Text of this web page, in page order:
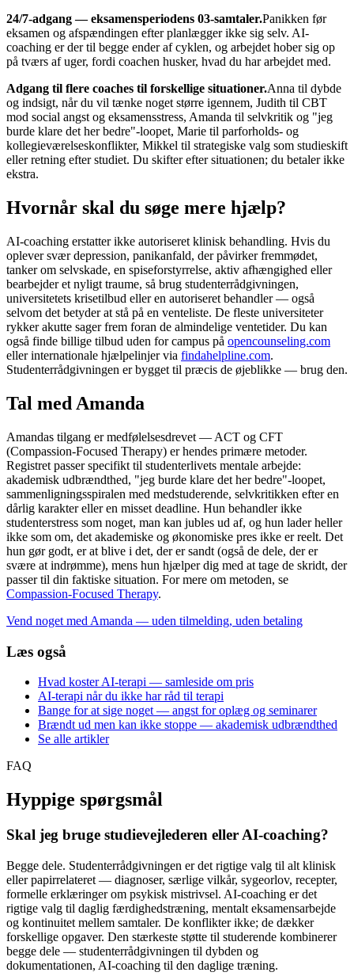
24/7-adgang — eksamensperiodens 03-samtaler.Panikken før
eksamen og afspændingen efter planlægger ikke sig selv. AI-
coaching er der til begge ender af cyklen, og arbejdet hober sig op
på tværs af uger, fordi coachen husker, hvad du har arbejdet med.
Adgang til flere coaches til forskellige situationer.Anna til dybde
og indsigt, når du vil tænke noget større igennem, Judith til CBT
mod social angst og eksamensstress, Amanda til selvkritik og "jeg
burde klare det her bedre"-loopet, Marie til parforholds- og
kollegieværelseskonflikter, Mikkel til strategiske valg som studieskift
eller retning efter studiet. Du skifter efter situationen; du betaler ikke
ekstra.
Hvornår skal du søge mere hjælp?
AI-coaching erstatter ikke autoriseret klinisk behandling. Hvis du
oplever svær depression, panikanfald, der påvirker fremmødet,
tanker om selvskade, en spiseforstyrrelse, aktiv afhængighed eller
bearbejder et nyligt traume, så brug studenterrådgivningen,
universitetets krisetilbud eller en autoriseret behandler — også
selvom det betyder at stå på en venteliste. De fleste universiteter
rykker akutte sager frem foran de almindelige ventetider. Du kan
også finde billige tilbud uden for campus på opencounseling.com
eller internationale hjælpelinjer via findahelpline.com.
Studenterrådgivningen er bygget til præcis de øjeblikke — brug den.
Tal med Amanda
Amandas tilgang er medfølelsesdrevet — ACT og CFT
(Compassion-Focused Therapy) er hendes primære metoder.
Registret passer specifikt til studenterlivets mentale arbejde:
akademisk udbrændthed, "jeg burde klare det her bedre"-loopet,
sammenligningsspiralen med medstuderende, selvkritikken efter en
dårlig karakter eller en misset deadline. Hun behandler ikke
studenterstress som noget, man kan jubles ud af, og hun lader heller
ikke som om, det akademiske og økonomiske pres ikke er reelt. Det
hun gør godt, er at blive i det, der er sandt (også de dele, der er
svære at indrømme), mens hun hjælper dig med at tage de skridt, der
passer til din faktiske situation. For mere om metoden, se
Compassion-Focused Therapy.
Vend noget med Amanda — uden tilmelding, uden betaling
Læs også
Hvad koster AI-terapi — samleside om pris
AI-terapi når du ikke har råd til terapi
Bange for at sige noget — angst for oplæg og seminarer
Brændt ud men kan ikke stoppe — akademisk udbrændthed
Se alle artikler
FAQ
Hyppige spørgsmål
Skal jeg bruge studievejlederen eller AI-coaching?
Begge dele. Studenterrådgivningen er det rigtige valg til alt klinisk
eller papirrelateret — diagnoser, særlige vilkår, sygeorlov, recepter,
formelle erklæringer om psykisk mistrivsel. AI-coaching er det
rigtige valg til daglig færdighedstræning, mentalt eksamensarbejde
og kontinuitet mellem samtaler. De konflikter ikke; de dækker
forskellige opgaver. Den stærkeste støtte til studerende kombinerer
begge dele — studenterrådgivningen til dybden og
dokumentationen, AI-coaching til den daglige træning.